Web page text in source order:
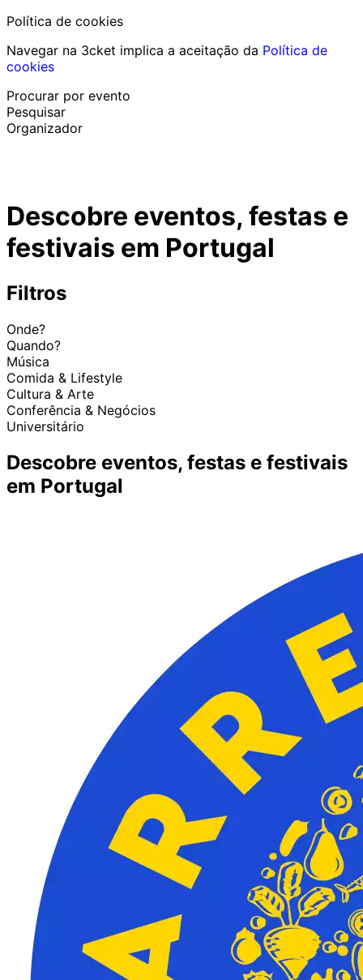
Política de cookies
Navegar na 3cket implica a aceitação da Política de
cookies
Procurar por evento
Pesquisar
Organizador
Ajuda ao participantePerdi o meu bilhete
Login Promover evento
Descobre eventos, festas e
festivais em Portugal
Filtros
Onde?
Quando?
Música
Comida & Lifestyle
Cultura & Arte
Conferência & Negócios
Universitário
Descobre eventos, festas e festivais
em Portugal